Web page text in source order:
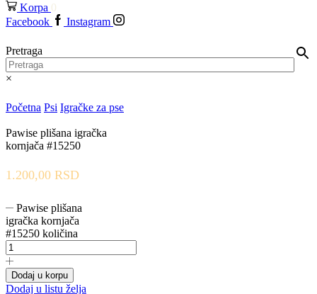
Korpa 0
Facebook
Instagram
Pretraga
×
Početna Psi Igračke za pse
Pawise plišana igračka
kornjača #15250
1.200,00 RSD
Pawise plišana
igračka kornjača
#15250 količina
Dodaj u korpu
Dodaj u listu želja